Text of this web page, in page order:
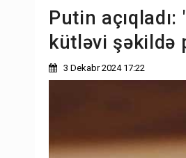
Putin
kütləvi şəkildə
3 Dekabr 2024 17:22